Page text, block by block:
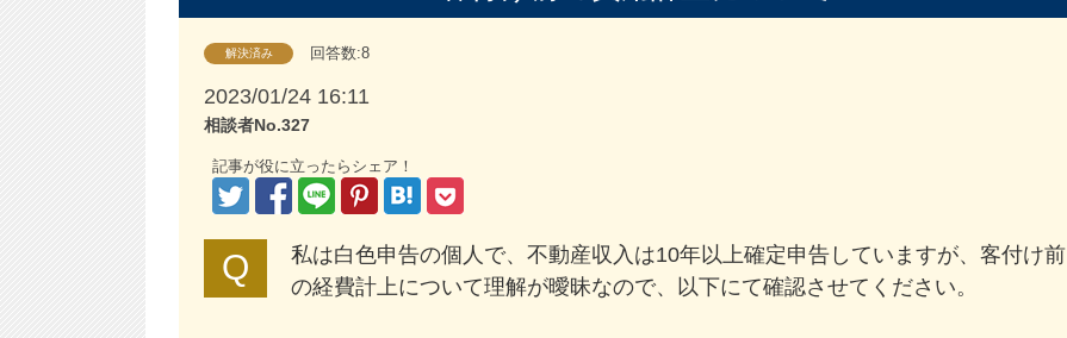
解決済み 回答数:8
2023/01/24 16:11
相談者No.327
記事が役に立ったらシェア！
私は白色申告の個人で、不動産収入は10年以上確定申告していますが、客付け前
の経費計上について理解が曖昧なので、以下にて確認させてください。